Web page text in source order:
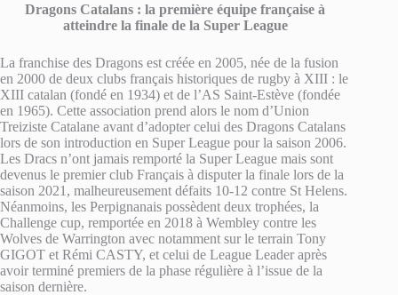
Dragons Catalans : la première équipe française à
atteindre la finale de la Super League
La franchise des Dragons est créée en 2005, née de la fusion
en 2000 de deux clubs français historiques de rugby à XIII : le
XIII catalan (fondé en 1934) et de l’AS Saint-Estève (fondée
en 1965). Cette association prend alors le nom d’Union
Treiziste Catalane avant d’adopter celui des Dragons Catalans
lors de son introduction en Super League pour la saison 2006.
Les Dracs n’ont jamais remporté la Super League mais sont
devenus le premier club Français à disputer la finale lors de la
saison 2021, malheureusement défaits 10-12 contre St Helens.
Néanmoins, les Perpignanais possèdent deux trophées, la
Challenge cup, remportée en 2018 à Wembley contre les
Wolves de Warrington avec notamment sur le terrain Tony
GIGOT et Rémi CASTY, et celui de League Leader après
avoir terminé premiers de la phase régulière à l’issue de la
saison dernière.